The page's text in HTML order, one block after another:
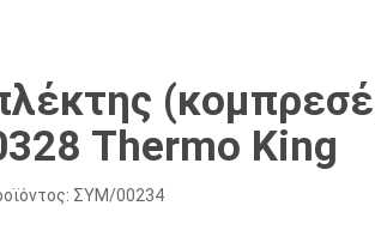
Thermo King
ΣΥΜ/00234